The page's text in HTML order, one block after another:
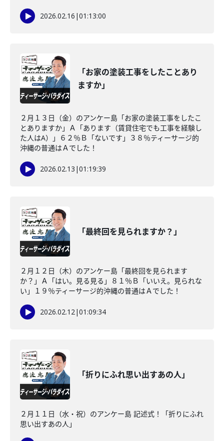
2026.02.16 |01:13:00
「お家の塗装工事をしたことあり
ますか」
２月１３日（金）のアンケー島「お家の塗装工事をしたこ
とありますか」Ａ「あります（賃貸住宅でも工事を経験し
た人はA）」６２％Ｂ「ないです」３８％ティーサージ的
沖縄の普通はＡでした！
2026.02.13 |01:19:39
「最終回を見られますか？」
２月１２日（木）のアンケー島「最終回を見られます
か？」Ａ「はい。見る見る」８１％Ｂ「いいえ。見られな
い」１９％ティーサージ的沖縄の普通はＡでした！
2026.02.12|01:09:34
「折りにふれ思い出すあの人」
２月１１日（水・祝）のアンケー島 記述式！「折りにふれ
思い出すあの人」